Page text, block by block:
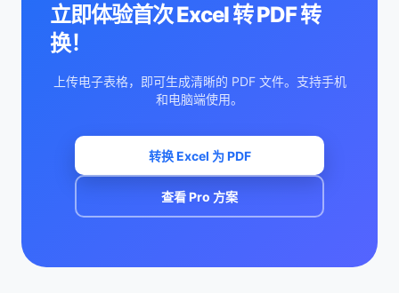
立即体验首次 Excel 转 PDF 转
换！
上传电子表格，即可生成清晰的 PDF 文件。支持手机
和电脑端使用。
转换 Excel 为 PDF
查看 Pro 方案